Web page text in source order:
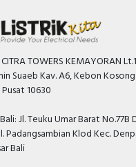
TOWERS KEMAYORAN
Suaeb Kav. A6, Kebon
10630
Jl. Teuku Umar Barat
Padangsambian Klod Kec.
Bali